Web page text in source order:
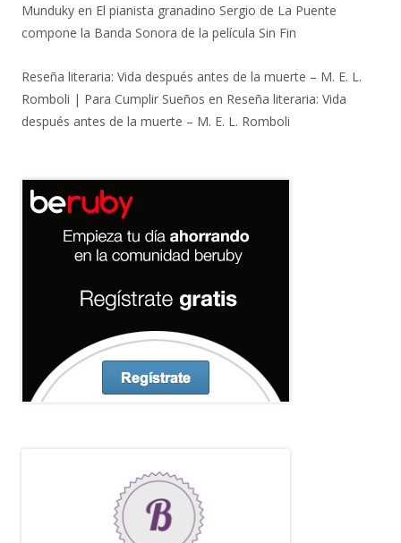
Munduky en El pianista granadino Sergio de La Puente
compone la Banda Sonora de la película Sin Fin
Reseña literaria: Vida después antes de la muerte – M. E. L.
Romboli | Para Cumplir Sueños en Reseña literaria: Vida
después antes de la muerte – M. E. L. Romboli